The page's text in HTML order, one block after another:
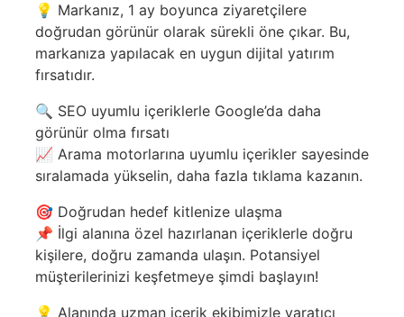
💡 Markanız, 1 ay boyunca ziyaretçilere
doğrudan görünür olarak sürekli öne çıkar. Bu,
markanıza yapılacak en uygun dijital yatırım
fırsatıdır.
🔍 SEO uyumlu içeriklerle Google’da daha
görünür olma fırsatı
📈 Arama motorlarına uyumlu içerikler sayesinde
sıralamada yükselin, daha fazla tıklama kazanın.
🎯 Doğrudan hedef kitlenize ulaşma
📌 İlgi alanına özel hazırlanan içeriklerle doğru
kişilere, doğru zamanda ulaşın. Potansiyel
müşterilerinizi keşfetmeye şimdi başlayın!
💡 Alanında uzman içerik ekibimizle yaratıcı